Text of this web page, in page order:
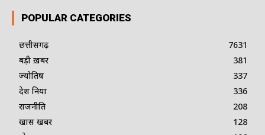
POPULAR CATEGORIES
छत्तीसगढ़
7631
बड़ी ख़बर
381
ज्योतिष
337
देश दुनिया
336
राजनीति
208
खास खबर
128